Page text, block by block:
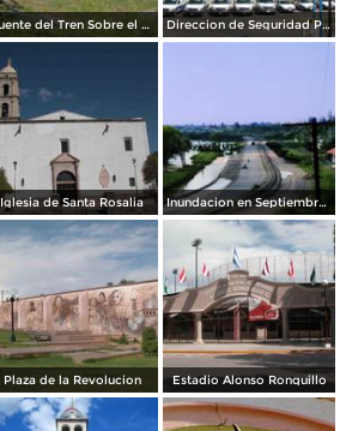
Puente del Tren Sobre el Rio Florido Direccion de Seguridad Publica Municipal
Iglesia de Santa Rosalia Inundacion en Septiembre del 2008
Plaza de la Revolucion Estadio Alonso Ronquillo